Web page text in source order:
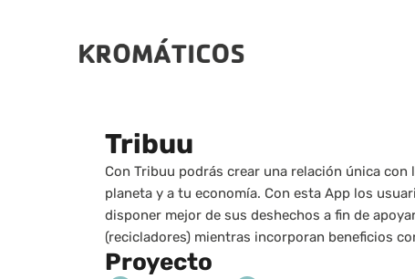
Tribuu
Con Tribuu podrás crear una relación única con
planeta y a tu economía. Con esta App los
disponer mejor de sus deshechos a fin de
(recicladores) mientras incorporan beneficios
Proyecto